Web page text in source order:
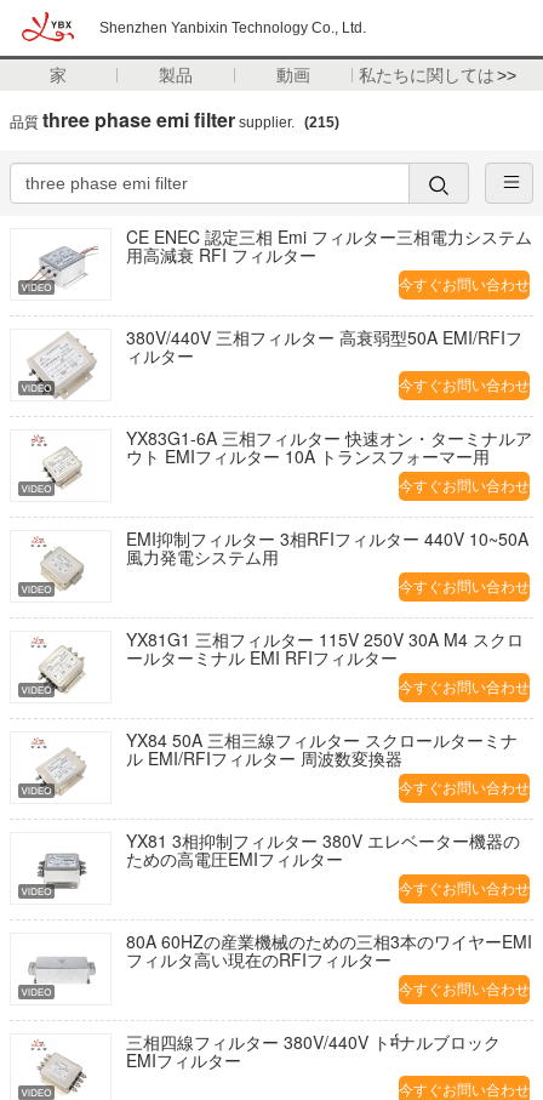
Shenzhen Yanbixin Technology Co., Ltd.
家 製品 動画 私たちに関しては>>
品質 three phase emi filter supplier. (215)
CE ENEC 認定三相 Emi フィルター三相電力システム
用高減衰 RFI フィルター
今すぐお問い合わせ
380V/440V 三相フィルター 高衰弱型50A EMI/RFIフ
ィルター
今すぐお問い合わせ
YX83G1-6A 三相フィルター 快速オン・ターミナルア
ウト EMIフィルター 10A トランスフォーマー用
今すぐお問い合わせ
EMI抑制フィルター 3相RFIフィルター 440V 10~50A
風力発電システム用
今すぐお問い合わせ
YX81G1 三相フィルター 115V 250V 30A M4 スクロ
ールターミナル EMI RFIフィルター
今すぐお問い合わせ
YX84 50A 三相三線フィルター スクロールターミナ
ル EMI/RFIフィルター 周波数変換器
今すぐお問い合わせ
YX81 3相抑制フィルター 380V エレベーター機器の
ための高電圧EMIフィルター
今すぐお問い合わせ
80A 60HZの産業機械のための三相3本のワイヤーEMI
フィルタ高い現在のRFIフィルター
今すぐお問い合わせ
三相四線フィルター 380V/440V トर्मナルブロック
EMIフィルター
今すぐお問い合わせ